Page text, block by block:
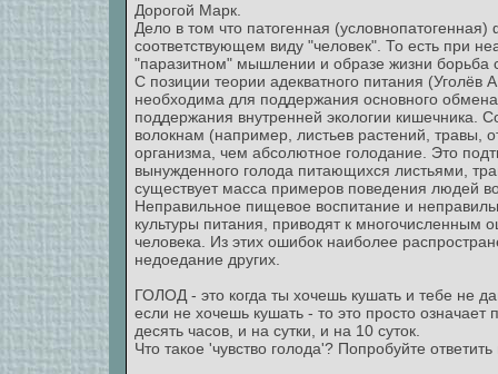
Дорогой Марк.
Дело в том что патогенная
соответствующем виду "человек". То есть при
"паразитном" мышлении и образе жизни борьба
С позиции теории адекватного питания
необходима для поддержания основного
поддержания внутренней экологии кишечника.
волокнам (например, листьев растений, травы,
организма, чем абсолютное голодание. Это
вынужденного голода питающихся листьями,
существует масса примеров поведения людей
Неправильное пищевое воспитание и
культуры питания, приводят к
человека. Из этих ошибок наиболее
недоедание других.
ГОЛОД - это когда ты хочешь кушать и тебе не
если не хочешь кушать - то это просто
десять часов, и на сутки, и на 10 суток.
Что такое 'чувство голода'? Попробуйте